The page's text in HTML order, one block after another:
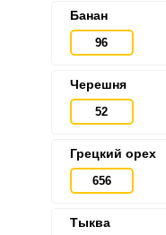
Банан
96
Черешня
52
Грецкий орех
656
Тыква